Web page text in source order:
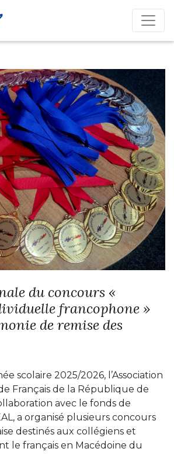
du concours «
francophone »
de remise des
scolaire 2025/2026, l’Association
Français de la République de
avec le fonds de
a organisé plusieurs concours
destinés aux collégiens et
le français en Macédoine du